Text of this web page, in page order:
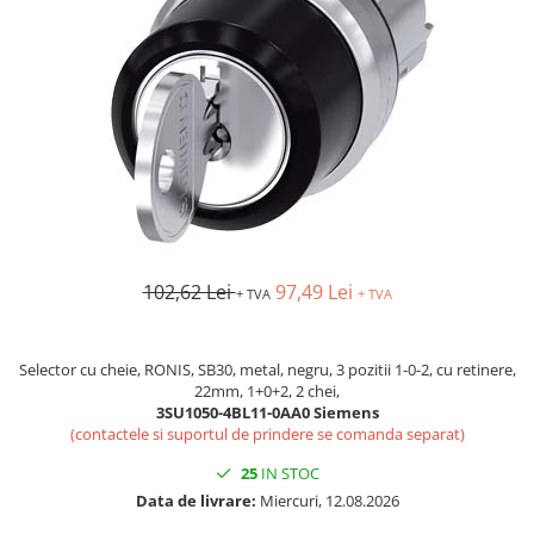
Busbar si pieptene sigurante
AFDD - Sigurante & dispozitive de
Protectii diferentiale
Protectii diferentiale RCCB
Diferential RCCB tip A
Diferential RCCB tip AC
Protectii diferentiale RCBO
Diferential RCBO curba B tip A
Diferential RCBO curba C tip AC
Aparataj modular divers
Contactoare, prot.motor
Protectii motor
102,62 Lei+ TVA 97,49 Lei + TVA
Selector cu cheie, RONIS, SB30, metal, negru, 3 pozitii 1-0-2, cu retinere,
22mm, 1+0+2, 2 chei,
3SU1050-4BL11-0AA0 Siemens
(contactele si suportul de prindere se comanda separat)
25IN STOC
Data de livrare: Miercuri, 12.08.2026